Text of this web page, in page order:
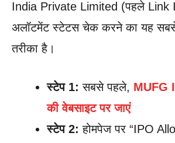
India Private Limited (पहले Link
अलॉटमेंट स्टेटस चेक करने का यह सबसे
तरीका है।
स्टेप 1: सबसे पहले, MUFG
की वेबसाइट पर जाएं
स्टेप 2: होमपेज पर “IPO